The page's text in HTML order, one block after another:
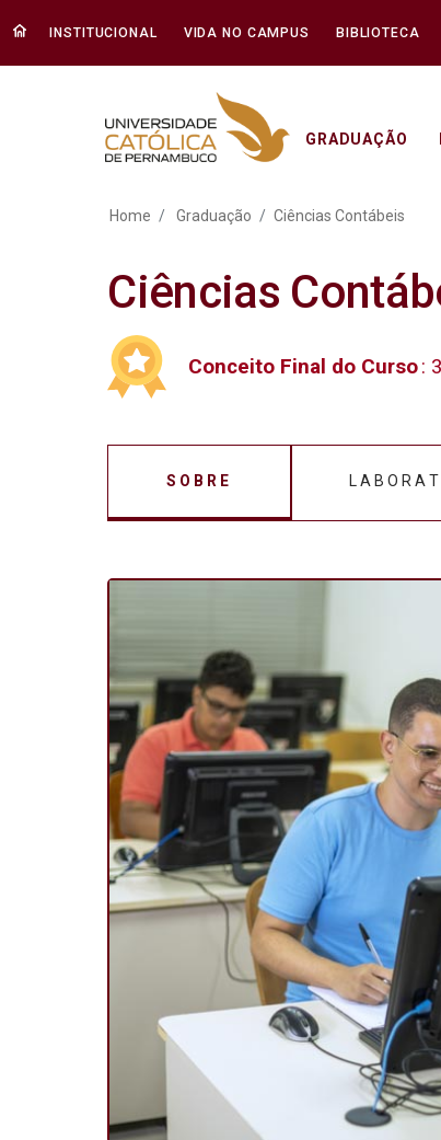
INSTITUCIONAL VIDA NO CAMPUS BIBLIOTECA
GRADUAÇÃO
Ciências Contábeis -
Home Graduação Ciências Contábeis
Ciências
Conceito Final do Curso:
SOBRE